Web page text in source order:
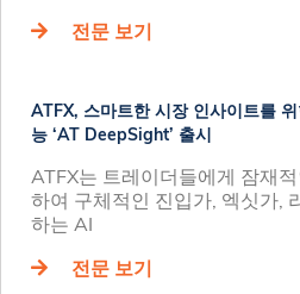
전문 보기
ATFX, 스마트한 시장 인사이트를
능 ‘AT DeepSight’ 출시
ATFX는 트레이더들에게 잠재
하여 구체적인 진입가, 엑싯가,
하는 AI
전문 보기